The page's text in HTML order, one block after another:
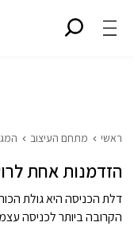
ראשי מתחם העיצוב
הזדמנות אחת
דלת הכניסה היא גולת
הקרובה ביותר לכניסה